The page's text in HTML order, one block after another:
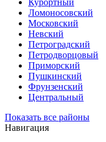
Курортный
Ломоносовский
Московский
Невский
Петроградский
Петродворцовый
Приморский
Пушкинский
Фрунзенский
Центральный
Показать все районы
Навигация